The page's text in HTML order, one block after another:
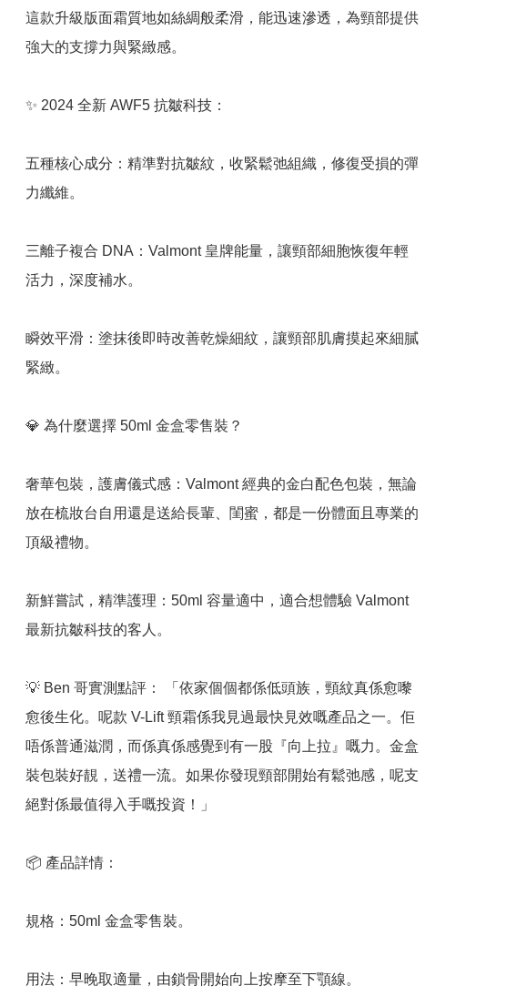
這款升級版面霜質地如絲綢般柔滑，能迅速滲透，為頸部提供
強大的支撐力與緊緻感。
✨ 2024 全新 AWF5 抗皺科技：
五種核心成分：精準對抗皺紋，收緊鬆弛組織，修復受損的彈
力纖維。
三離子複合 DNA：Valmont 皇牌能量，讓頸部細胞恢復年輕
活力，深度補水。
瞬效平滑：塗抹後即時改善乾燥細紋，讓頸部肌膚摸起來細膩
緊緻。
💎 為什麼選擇 50ml 金盒零售裝？
奢華包裝，護膚儀式感：Valmont 經典的金白配色包裝，無論
放在梳妝台自用還是送給長輩、閨蜜，都是一份體面且專業的
頂級禮物。
新鮮嘗試，精準護理：50ml 容量適中，適合想體驗 Valmont
最新抗皺科技的客人。
💡 Ben 哥實測點評： 「依家個個都係低頭族，頸紋真係愈嚟
愈後生化。呢款 V-Lift 頸霜係我見過最快見效嘅產品之一。佢
唔係普通滋潤，而係真係感覺到有一股『向上拉』嘅力。金盒
裝包裝好靚，送禮一流。如果你發現頸部開始有鬆弛感，呢支
絕對係最值得入手嘅投資！」
📦 產品詳情：
規格：50ml 金盒零售裝。
用法：早晚取適量，由鎖骨開始向上按摩至下顎線。